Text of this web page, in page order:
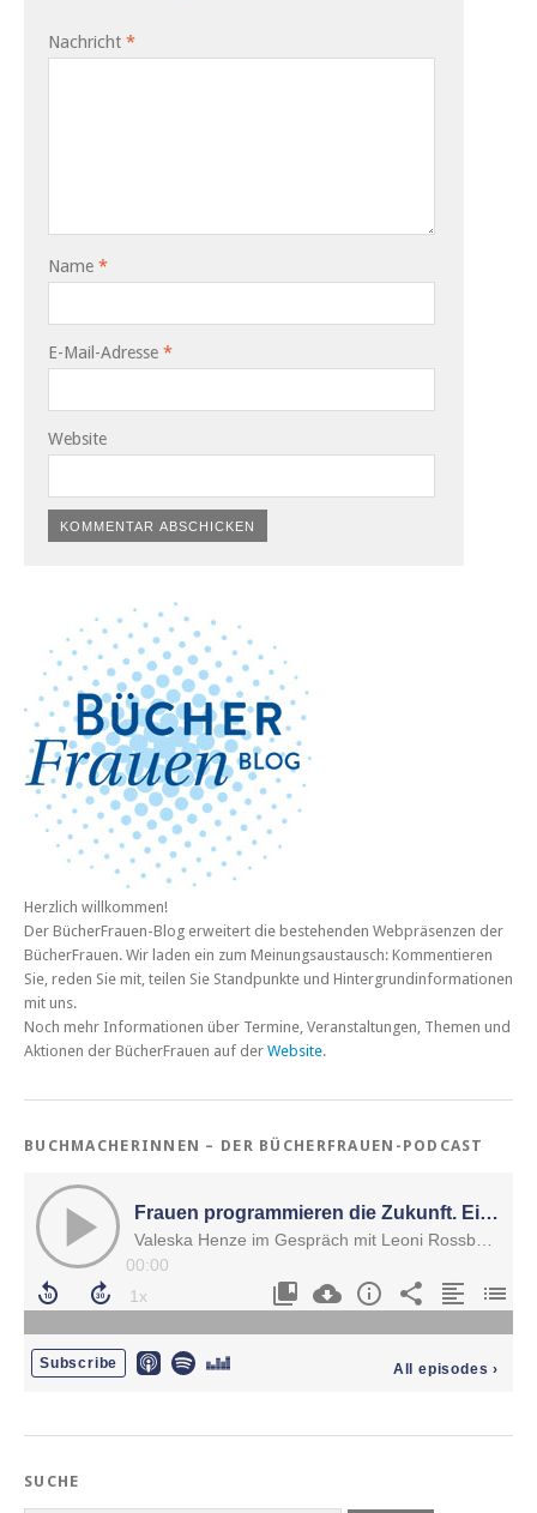
Nachricht *
Name *
E-Mail-Adresse *
Website
Herzlich willkommen!
Der BücherFrauen-Blog erweitert die bestehenden Webpräsenzen der
BücherFrauen. Wir laden ein zum Meinungsaustausch: Kommentieren
Sie, reden Sie mit, teilen Sie Standpunkte und Hintergrundinformationen
mit uns.
Noch mehr Informationen über Termine, Veranstaltungen, Themen und
Aktionen der BücherFrauen auf der Website.
BUCHMACHERINNEN – DER BÜCHERFRAUEN-PODCAST
SUCHE